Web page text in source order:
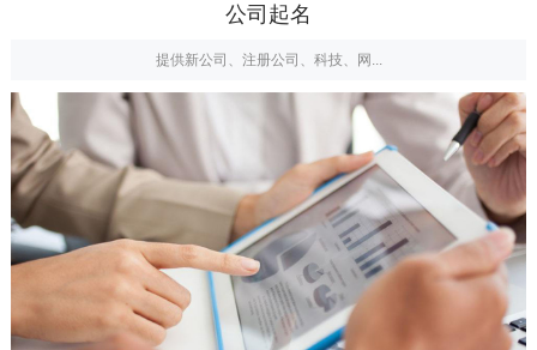
公司起名
提供新公司、注册公司、科技、网...